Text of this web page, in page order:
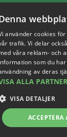
använder cookies
trafik. Vi delar
våra reklam- och
som du
av deras
ALLA
VISA DETALJER
ACCEPTERA